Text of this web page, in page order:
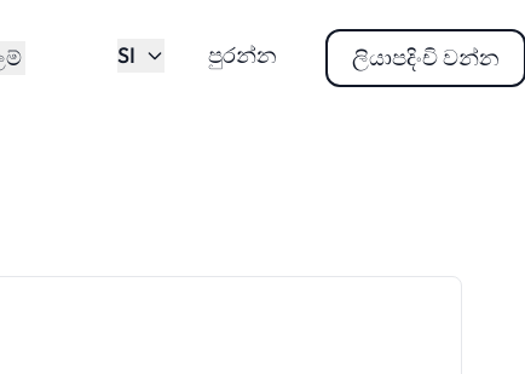
SI පුරන්න ලියාපදිංචි වන්න